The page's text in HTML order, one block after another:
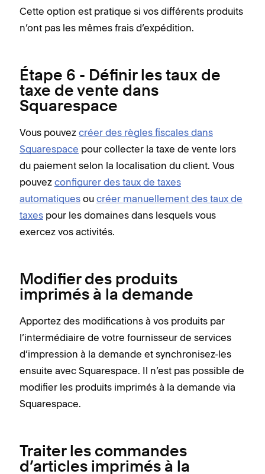
Cette option est pratique si vos différents produits
n’ont pas les mêmes frais d’expédition.
Étape 6 - Définir les taux de
taxe de vente dans
Squarespace
Vous pouvez créer des règles fiscales dans
Squarespace pour collecter la taxe de vente lors
du paiement selon la localisation du client. Vous
pouvez configurer des taux de taxes
automatiques ou créer manuellement des taux de
taxes pour les domaines dans lesquels vous
exercez vos activités.
Modifier des produits
imprimés à la demande
Apportez des modifications à vos produits par
l’intermédiaire de votre fournisseur de services
d’impression à la demande et synchronisez-les
ensuite avec Squarespace. Il n’est pas possible de
modifier les produits imprimés à la demande via
Squarespace.
Traiter les commandes
d’articles imprimés à la